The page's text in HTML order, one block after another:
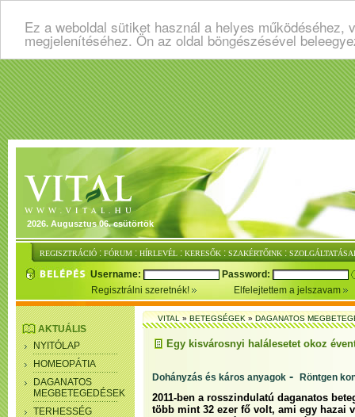
Ez a weboldal sütiket használ a helyes
megjelenítéséhez. Ön az oldal böngészésével
2026. Augusztus 06. csütörtök
REGISZTRÁCIÓ : FÓRUM : HÍRLEVÉL : KERESŐK : SZAKÉRTŐINK :
Username:
Password:
Regisztrálni szeretnék!
Elfelejtettem a jelszavam
AKTUÁLIS
NYITÓLAP
HOMEOPÁTIA
DAGANATOS
MEGBETEGEDÉSEK
TERHESSÉG
VITAL»BETEGSÉGEK»DAGANATOS
Egy kisvárosnyi halálesetet okoz
Dohányzás és káros anyagok - Röntgen
2011-ben a rosszindulatú daganatos
több mint 32 ezer fő volt, ami egy hazai